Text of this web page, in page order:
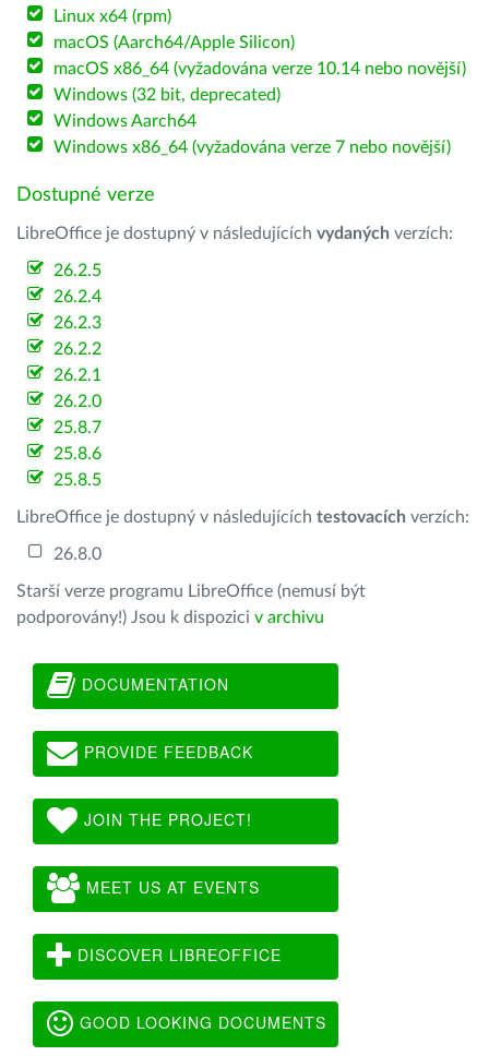
Linux x64 (rpm)
macOS (Aarch64/Apple Silicon)
macOS x86_64 (vyžadována verze 10.14 nebo novější)
Windows (32 bit, deprecated)
Windows Aarch64
Windows x86_64 (vyžadována verze 7 nebo novější)
Dostupné verze
LibreOffice je dostupný v následujících vydaných verzích:
26.2.5
26.2.4
26.2.3
26.2.2
26.2.1
26.2.0
25.8.7
25.8.6
25.8.5
LibreOffice je dostupný v následujících testovacích verzích:
26.8.0
Starší verze programu LibreOffice (nemusí být
podporovány!) Jsou k dispozici v archivu
DOCUMENTATION
PROVIDE FEEDBACK
JOIN THE PROJECT!
MEET US AT EVENTS
DISCOVER LIBREOFFICE
GOOD LOOKING DOCUMENTS